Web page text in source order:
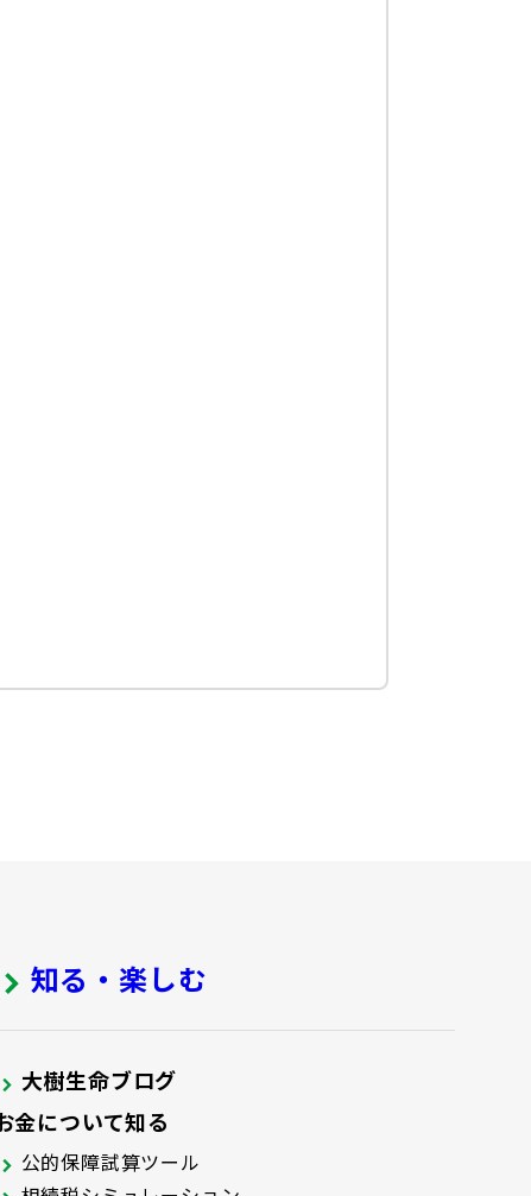
知る・楽しむ
大樹生命ブログ
金について知る
公的保障試算ツール